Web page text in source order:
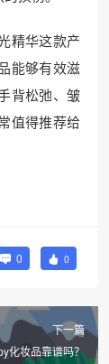
精华这款产
能够有效滋
背松弛、皱
值得推荐给
0 0
下一篇
化妆品靠谱吗？